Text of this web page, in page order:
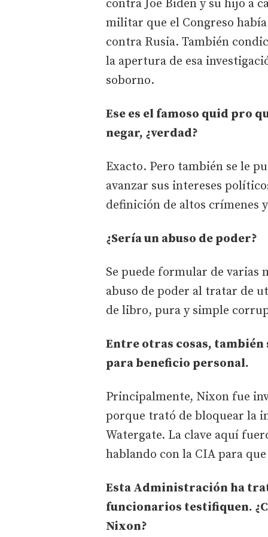
contra Joe Biden y su hijo a
militar que el Congreso
contra Rusia. También
la apertura de esa
soborno.
Ese es el famoso quid pro
negar, ¿verdad?
Exacto. Pero también se le
avanzar sus intereses
definición de altos crímenes
¿Sería un abuso de poder?
Se puede formular de varias
abuso de poder al tratar de
de libro, pura y simple
Entre otras cosas, también
para beneficio personal.
Principalmente, Nixon fue
porque trató de bloquear la
Watergate. La clave aquí
hablando con la CIA para
Esta Administración ha
funcionarios testifiquen.
Nixon?